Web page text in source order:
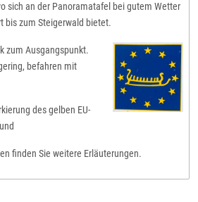
sich an der Panoramatafel bei gutem Wetter
bis zum Steigerwald bietet.
zum Ausgangspunkt.
befahren mit
des gelben EU-
finden Sie weitere Erläuterungen.